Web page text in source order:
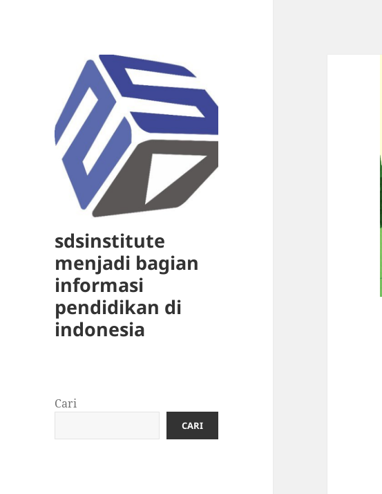
sdsinstitute
menjadi bagian
informasi
pendidikan di
indonesia
Cari
CARI